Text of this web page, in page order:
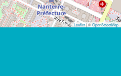
Leaflet| ©OpenStreetMap